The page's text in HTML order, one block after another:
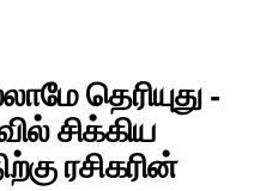
தெரியுது -
சிக்கிய
ரசிகரின்